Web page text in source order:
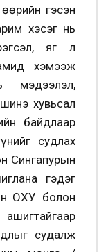
гэсэн
хэсэг нь
яг л
хэмээж
мэдээлэл,
хувьсал
байдлаар
судлах
Сингапурын
гэдэг
ОХУ болон
судалж